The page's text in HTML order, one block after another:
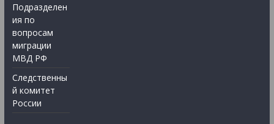
Подразделен
ия по
вопросам
миграции
МВД РФ
Следственны
й комитет
России